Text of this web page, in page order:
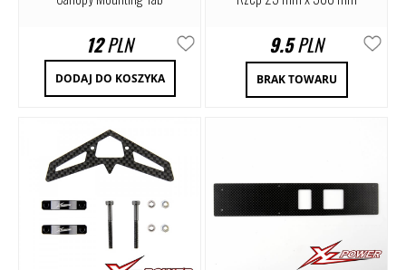
12PLN
DODAJ DO KOSZYKA
9.5PLN
BRAK TOWARU